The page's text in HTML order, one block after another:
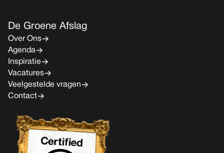
De Groene Afslag
Over Ons
Agenda
Inspiratie
Vacatures
Veelgestelde vragen
Contact